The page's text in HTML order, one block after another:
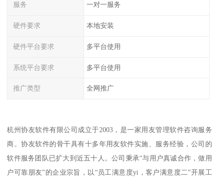
服务 一对一服务
硬件要求 本地安装
硬件平台要求 多平台使用
系统平台要求 多平台使用
推广类型 全网推广
杭州协友软件有限公司成立于2003，是一家用友管理软件咨询服务
商。协友软件的骨干具有十多年用友软件实施、服务经验，公司的
软件服务团队已扩大到近五十人。公司秉承“与用户真诚合作，做用
户可靠朋友”的企业宗旨，以“员工满意度yi，客户满意度二”开展工